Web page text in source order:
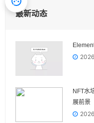
最新动态
NFT水
展前景